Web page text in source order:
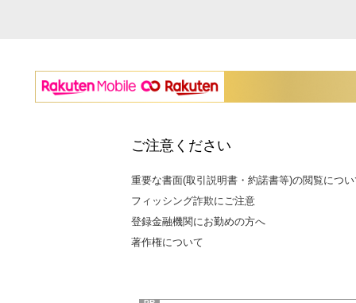
ご注意ください
重要な書面(取引説明書・約諾書等)の閲覧につ
フィッシング詐欺にご注意
登録金融機関にお勤めの方へ
著作権について